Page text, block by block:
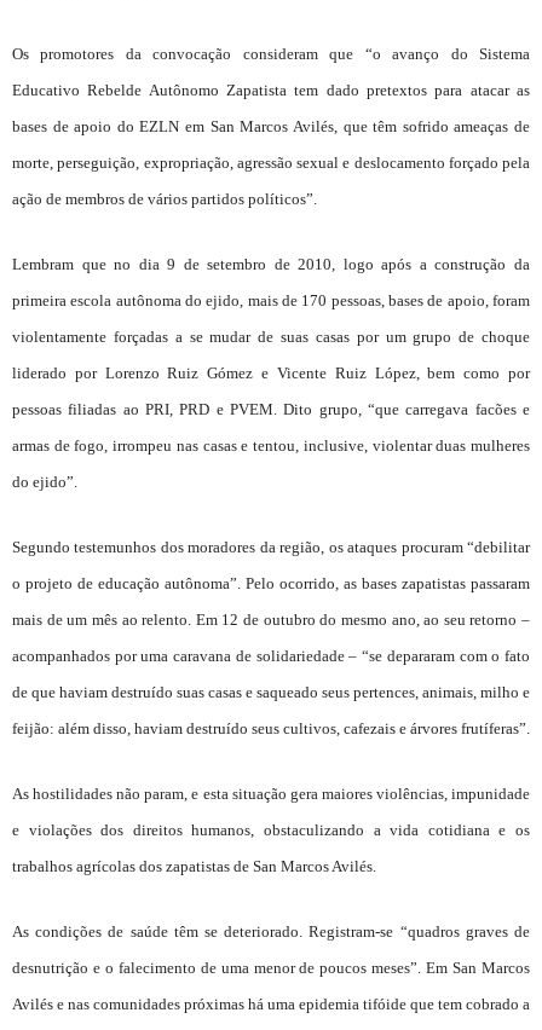
Os promotores da convocação consideram que “o avanço do Sistema
Educativo Rebelde Autônomo Zapatista tem dado pretextos para atacar as
bases de apoio do EZLN em San Marcos Avilés, que têm sofrido ameaças de
morte, perseguição, expropriação, agressão sexual e deslocamento forçado pela
ação de membros de vários partidos políticos”.
Lembram que no dia 9 de setembro de 2010, logo após a construção da
primeira escola autônoma do ejido, mais de 170 pessoas, bases de apoio, foram
violentamente forçadas a se mudar de suas casas por um grupo de choque
liderado por Lorenzo Ruiz Gómez e Vicente Ruiz López, bem como por
pessoas filiadas ao PRI, PRD e PVEM. Dito grupo, “que carregava facões e
armas de fogo, irrompeu nas casas e tentou, inclusive, violentar duas mulheres
do ejido”.
Segundo testemunhos dos moradores da região, os ataques procuram “debilitar
o projeto de educação autônoma”. Pelo ocorrido, as bases zapatistas passaram
mais de um mês ao relento. Em 12 de outubro do mesmo ano, ao seu retorno –
acompanhados por uma caravana de solidariedade – “se depararam com o fato
de que haviam destruído suas casas e saqueado seus pertences, animais, milho e
feijão: além disso, haviam destruído seus cultivos, cafezais e árvores frutíferas”.
As hostilidades não param, e esta situação gera maiores violências, impunidade
e violações dos direitos humanos, obstaculizando a vida cotidiana e os
trabalhos agrícolas dos zapatistas de San Marcos Avilés.
As condições de saúde têm se deteriorado. Registram-se “quadros graves de
desnutrição e o falecimento de uma menor de poucos meses”. Em San Marcos
Avilés e nas comunidades próximas há uma epidemia tifóide que tem cobrado a